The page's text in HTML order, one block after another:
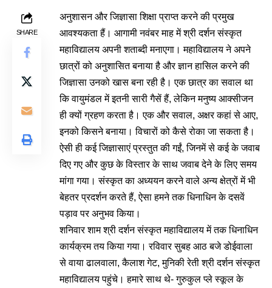
SHARE
अनुशासन और जिज्ञासा शिक्षा प्राप्त करने की प्रमुख
आवश्यकता हैं। आगामी नवंबर माह में श्री दर्शन संस्कृत
महाविद्यालय अपनी शताब्दी मनाएगा। महाविद्यालय ने अपने
छात्रों को अनुशासित बनाया है और ज्ञान हासिल करने की
जिज्ञासा उनको खास बना रही है। एक छात्र का सवाल था
कि वायुमंडल में इतनी सारी गैसें हैं, लेकिन मनुष्य आक्सीजन
ही क्यों ग्रहण करता है। एक और सवाल, अक्षर कहां से आए,
इनको किसने बनाया। विचारों को कैसे रोका जा सकता है।
ऐसी ही कई जिज्ञासाएं प्रस्तुत की गईं, जिनमें से कई के जवाब
दिए गए और कुछ के विस्तार के साथ जवाब देने के लिए समय
मांगा गया। संस्कृत का अध्ययन करने वाले अन्य क्षेत्रों में भी
बेहतर प्रदर्शन करते हैं, ऐसा हमने तक धिनाधिन के दसवें
पड़ाव पर अनुभव किया।
शनिवार शाम श्री दर्शन संस्कृत महाविद्यालय में तक धिनाधिन
कार्यक्रम तय किया गया। रविवार सुबह आठ बजे डोईवाला
से वाया ढालवाला, कैलाश गेट, मुनिकी रेती श्री दर्शन संस्कृत
महाविद्यालय पहुंचे। हमारे साथ थे- गुरुकुल प्ले स्कूल के